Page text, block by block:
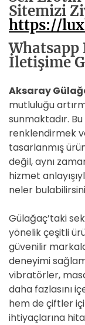
Sitemizi
https://
Whatsapp
İletişime
Aksaray
mutluluğu
sunmaktadır. Bu
renklendirmek
tasarlanmış
değil, aynı
hizmet
neler
Gülağaç’taki
yönelik çeşitli
güvenilir
deneyimi
vibratörler,
daha fazlasını
hem de çiftler
ihtiyaçlarına